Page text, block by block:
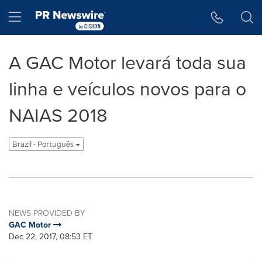
Hamburger menu
A GAC Motor levará toda sua
linha e veículos novos para o
NAIAS 2018
Brazil - Português
NEWS PROVIDED BY
GAC Motor
Dec 22, 2017, 08:53 ET